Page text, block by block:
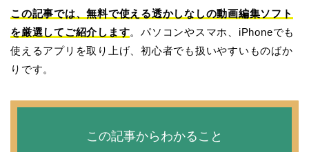
この記事では、無料で使える透かしなしの動画編集ソフト
を厳選してご紹介します。パソコンやスマホ、iPhoneでも
使えるアプリを取り上げ、初心者でも扱いやすいものばか
りです。
この記事からわかること